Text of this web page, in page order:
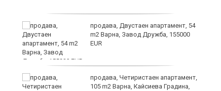
продава, Двустаен апартамент, 54
m2 Варна, Завод Дружба, 155000
EUR
продава, Четиристаен апартамент,
105 m2 Варна, Кайсиева Градина,